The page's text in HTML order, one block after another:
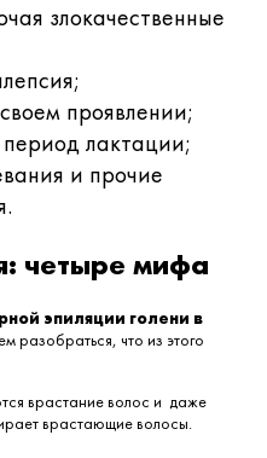
злокачественные
проявлении;
лактации;
и прочие
четыре мифа
ой эпиляции голени в
что из этого
врастание волос и даже
врастающие волосы.